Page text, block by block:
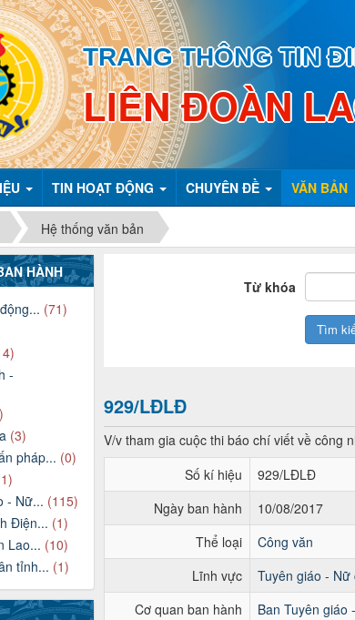
TRANG THÔNG TIN
LIÊN ĐOÀN
TIN HOẠT ĐỘNG CHUYÊN ĐỀ VĂN BẢN
Hệ thống văn bản
Từ khóa
929/LĐLĐ
V/v tham gia cuộc thi báo chí viết về công
Số kí hiệu
929/LĐLĐ
Ngày ban hành
10/08/2017
Thể loại
Công văn
Lĩnh vực
Tuyên giáo - Nữ
Cơ quan ban hành
Ban Tuyên giáo
HÀNH
(71)
-
(3)
pháp... (0)
- Nữ... (115)
Điện... (1)
Lao... (10)
tỉnh... (1)